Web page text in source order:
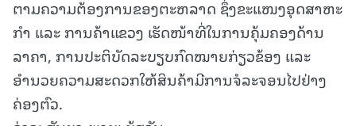
ຕາມຄວາມຕ້ອງການຂອງຕະຫລາດ ຊຶ່ງຂະແໜງອຸດສາຫະ
ກໍາ ແລະ ການຄ້າແຂວງ ເຮັດໜ້າທີ່ໃນການຄຸ້ມຄອງດ້ານ
ລາຄາ, ການປະຕິບັດລະບຽບກົດໝາຍກ່ຽວຂ້ອງ ແລະ
ອໍານວຍຄວາມສະດວກໃຫ້ສິນຄ້າມີການຈໍລະຈອນໄປຢ່າງ
ຄ່ອງຕົວ.